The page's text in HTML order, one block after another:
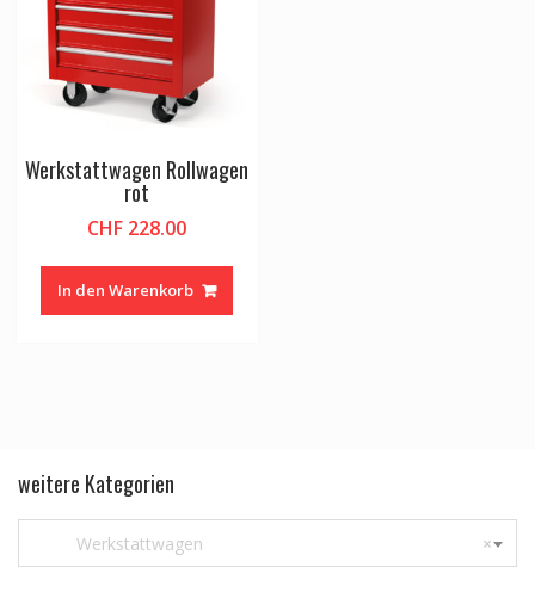
Werkstattwagen Rollwagen
rot
CHF 228.00
In den Warenkorb
weitere Kategorien
×
Werkstattwagen